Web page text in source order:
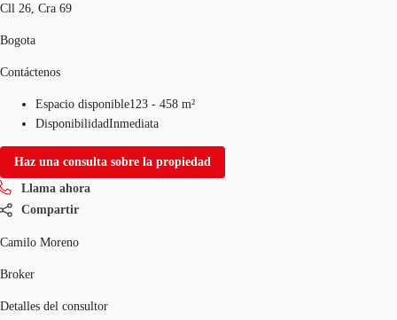
Cll 26, Cra 69
Bogota
Contáctenos
Espacio disponible123 - 458 m²
DisponibilidadInmediata
Haz una consulta sobre la propiedad
Llama ahora
Compartir
Camilo Moreno
Broker
Detalles del consultor